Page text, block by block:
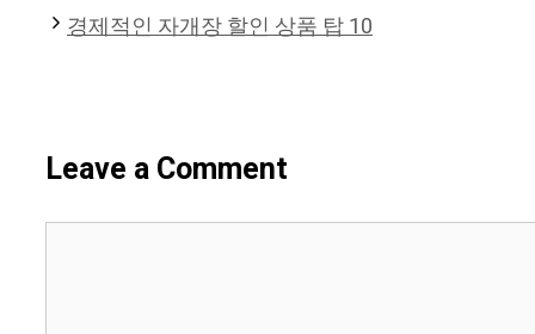
경제적인 자개장 할인 상품 탑 10
Leave a Comment